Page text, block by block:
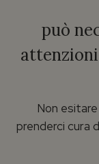
può
Non
prenderci cura